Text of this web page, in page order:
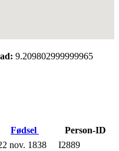
9.209802999999965
Fødsel
Person-ID
nov. 1838
I2889